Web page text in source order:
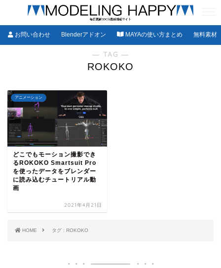
お問い合わせ Blenderアドオン MAYAの使い方まとめ 無料素材
― TAG ―
ROKOKO
アニメーション
どこでもモーション撮影でき
るROKOKO Smartsuit Pro
を使ったデータをブレンダー
に読み込むチュートリアル動
画
2021年4月21日
HOME タグ : ROKOKO